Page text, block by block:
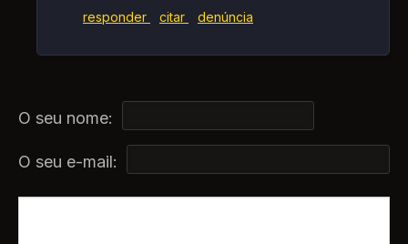
responder citar denúncia
O seu nome:
O seu e-mail: